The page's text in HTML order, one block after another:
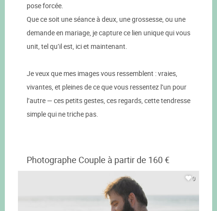
pose forcée.
Que ce soit une séance à deux, une grossesse, ou une
demande en mariage, je capture ce lien unique qui vous
unit, tel qu’il est, ici et maintenant.
Je veux que mes images vous ressemblent : vraies,
vivantes, et pleines de ce que vous ressentez l’un pour
l’autre — ces petits gestes, ces regards, cette tendresse
simple qui ne triche pas.
Photographe Couple à partir de 160 €
0